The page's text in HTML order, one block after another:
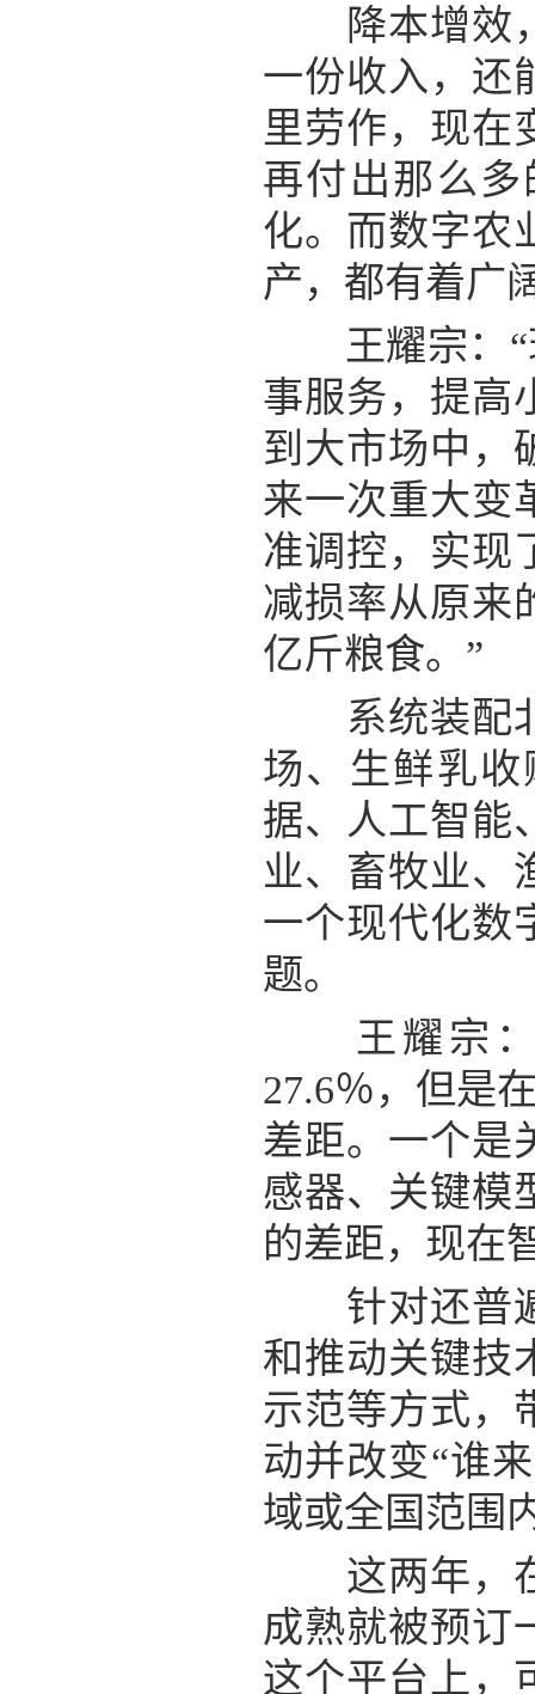
降本增效，
一份收入，还
里劳作，现在
再付出那么
化。而数字农
产，都有着广
王耀宗：“
事服务，提高
到大市场中，
来一次重大变
准调控，实现
减损率从原来
亿斤粮食。”
系统装配北
场、生鲜乳
据、人工智能
业、畜牧业、
一个现代化数
题。
王耀宗：
27.6％，但是
差距。一个是
感器、关键模
的差距，现在
针对还普遍
和推动关键技
示范等方式，
动并改变“谁
域或全国范围
这两年，在
成熟就被预订
这个平台上，